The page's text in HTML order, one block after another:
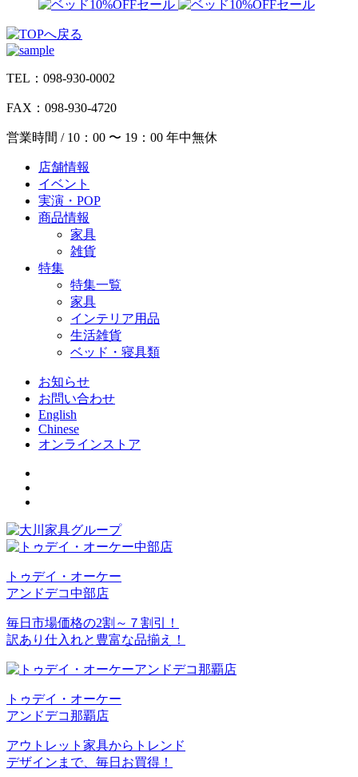
TEL：098-930-0002
FAX：098-930-4720
営業時間 / 10：00 〜 19：00 年中無休
店舗情報
イベント
実演・POP
商品情報
家具
雑貨
特集
特集一覧
家具
インテリア用品
生活雑貨
ベッド・寝具類
お知らせ
お問い合わせ
English
Chinese
オンラインストア
トゥデイ・オーケー
アンドデコ中部店
毎日市場価格の2割～７割引！
訳あり仕入れと豊富な品揃え！
トゥデイ・オーケー
アンドデコ那覇店
アウトレット家具からトレンド
デザインまで、毎日お買得！